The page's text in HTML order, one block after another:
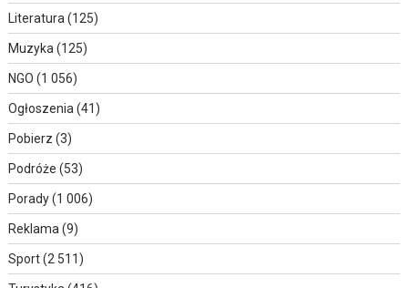
Literatura (125)
Muzyka (125)
NGO (1 056)
Ogłoszenia (41)
Pobierz (3)
Podróże (53)
Porady(1 006)
Reklama (9)
Sport(2 511)